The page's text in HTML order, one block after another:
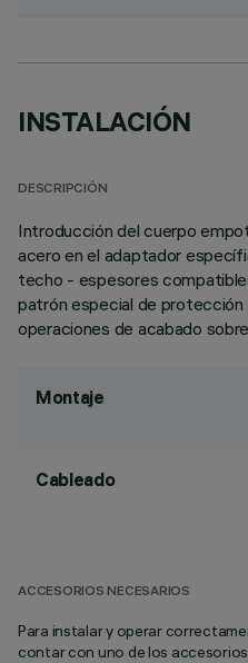
INSTALACIÓN
DESCRIPCIÓN
Introducción del cuerpo
acero en el adaptador
techo - espesores
patrón especial de protección
operaciones de acabado
Montaje
Cableado
ACCESORIOS NECESARIOS
Para instalar y operar
contar con uno de los